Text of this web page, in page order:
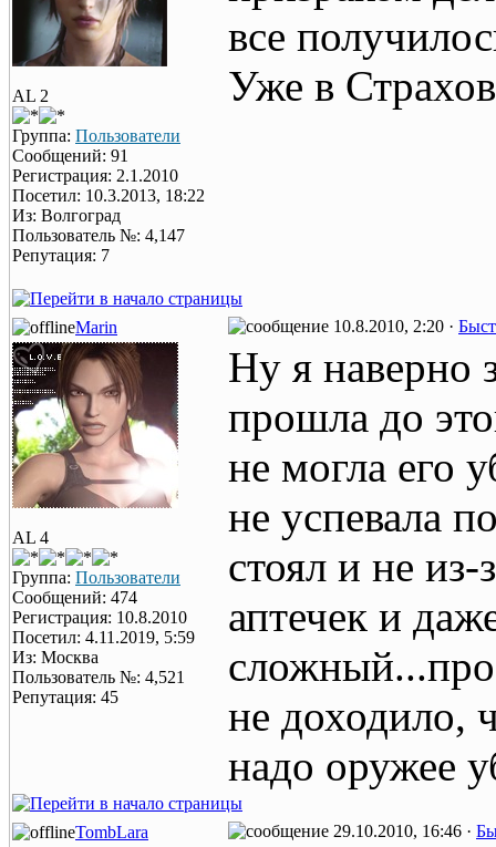
AL 2
Группа: Пользователи
Сообщений: 91
Регистрация: 2.1.2010
Посетил: 10.3.2013, 18:22
Из: Волгоград
Пользователь №: 4,147
Репутация: 7
все
Уже в
Marin 10.8.2010, 2:20 ·
AL 4
Группа: Пользователи
Сообщений: 474
Регистрация: 10.8.2010
Посетил: 4.11.2019, 5:59
Из: Москва
Пользователь №: 4,521
Репутация: 45
Ну я наверно
прошла до
не могла его
не успевала
стоял и не
аптечек и
не доходило,
надо оружее
TombLara 29.10.2010, 16:46 ·